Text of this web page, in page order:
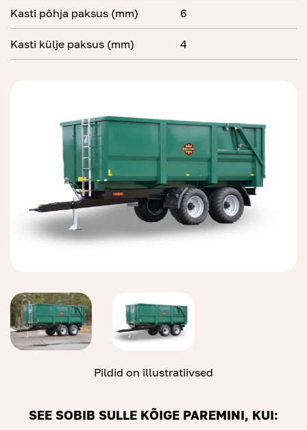
Kasti põhja paksus (mm) 6
Kasti külje paksus (mm) 4
Pildid on illustratiivsed
SEE SOBIB SULLE KÕIGE PAREMINI, KUI: